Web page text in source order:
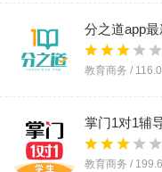
分之道app
教育商务 /
掌门1对1辅
教育商务 /